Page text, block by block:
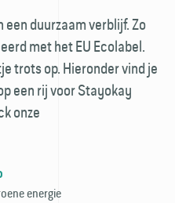
duurzaam verblijf. Zo
met het EU Ecolabel.
trots op. Hieronder vind je
een rij voor Stayokay
onze
energie